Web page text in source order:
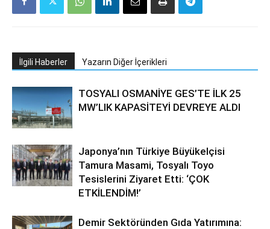
İlgili Haberler Yazarın Diğer İçerikleri
TOSYALI OSMANİYE GES’TE İLK 25
MW’LIK KAPASİTEYİ DEVREYE ALDI
Japonya’nın Türkiye Büyükelçisi
Tamura Masami, Tosyalı Toyo
Tesislerini Ziyaret Etti: ‘ÇOK
ETKİLENDİM!’
Demir Sektöründen Gıda Yatırımına: